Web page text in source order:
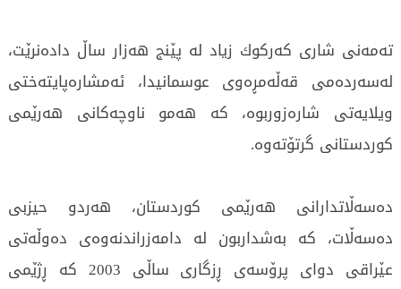
ته‌مه‌نی‌ شاری‌ كه‌ركوك زیاد له‌ پێنج هه‌زار ساڵ داده‌نرێت،
له‌سه‌رده‌می‌ قه‌ڵه‌مڕه‌وی‌ عوسمانیدا، ئه‌مشاره‌پایته‌ختی‌
ویلایه‌تی‌ شاره‌زوربوه‌، كه‌ هه‌مو ناوچه‌كانی‌ هه‌رێمی‌
كوردستانی‌ گرتۆته‌وه‌.
ده‌سه‌ڵاتدارانی‌ هه‌رێمی‌ كوردستان، هه‌ردو حیزبی‌
ده‌سه‌ڵات، كه‌ به‌شداربون له‌ دامه‌زراندنه‌وه‌ی‌ ده‌وڵه‌تی‌
عێراقی‌ دوای‌ پرۆسه‌ی‌ ڕزگاری‌ ساڵی‌ 2003 كه‌ ڕژێمی‌